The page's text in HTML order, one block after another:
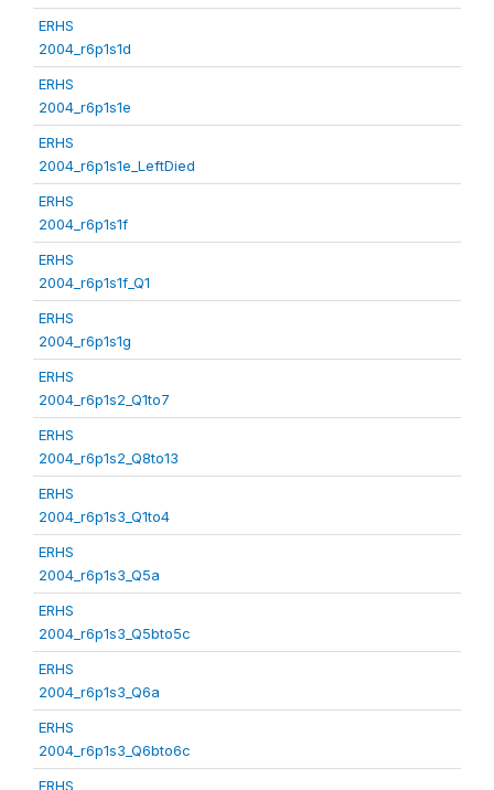
ERHS
2004_r6p1s1d
ERHS
2004_r6p1s1e
ERHS
2004_r6p1s1e_LeftDied
ERHS
2004_r6p1s1f
ERHS
2004_r6p1s1f_Q1
ERHS
2004_r6p1s1g
ERHS
2004_r6p1s2_Q1to7
ERHS
2004_r6p1s2_Q8to13
ERHS
2004_r6p1s3_Q1to4
ERHS
2004_r6p1s3_Q5a
ERHS
2004_r6p1s3_Q5bto5c
ERHS
2004_r6p1s3_Q6a
ERHS
2004_r6p1s3_Q6bto6c
ERHS